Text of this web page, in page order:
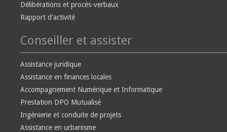
Délibérations et procès-verbaux
Rapport d'activité
Conseiller et assister
Assistance juridique
Assistance en finances locales
Accompagnement Numérique et Informatique
Prestation DPO Mutualisé
Ingénierie et conduite de projets
Assistance en urbanisme